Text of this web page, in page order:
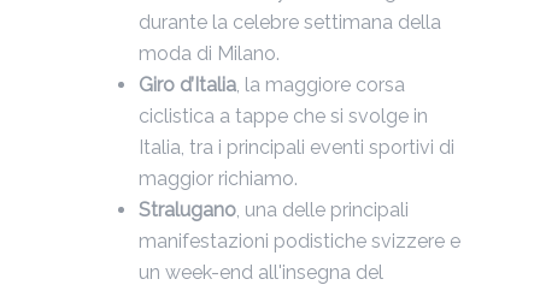
durante la celebre settimana della
moda di Milano.
Giro d’Italia , la maggiore corsa
ciclistica a tappe che si svolge in
Italia, tra i principali eventi sportivi di
maggior richiamo.
Stralugano , una delle principali
manifestazioni podistiche svizzere e
un week-end all'insegna del